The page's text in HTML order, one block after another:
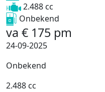
2.488 cc
Onbekend
va € 175 pm
24-09-2025
Onbekend
2.488 cc